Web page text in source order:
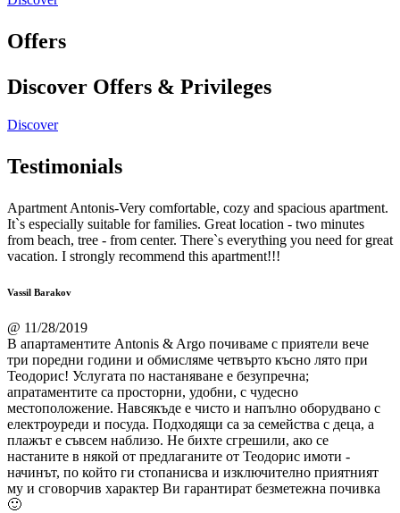
Offers
Discover Offers & Privileges
Discover
Testimonials
Apartment Antonis-Very comfortable, cozy and spacious apartment.
It`s especially suitable for families. Great location - two minutes
from beach, tree - from center. There`s everything you need for great
vacation. I strongly recommend this apartment!!!
Vassil Barakov
@ 11/28/2019
В апартаментите Antonis & Argo почиваме с приятели вече
три поредни години и обмисляме четвърто късно лято при
Теодорис! Услугата по настаняване е безупречна;
апратаментите са просторни, удобни, с чудесно
местоположение. Навсякъде е чисто и напълно оборудвано с
електроуреди и посуда. Подходящи са за семейства с деца, а
плажът е съвсем наблизо. Не бихте сгрешили, ако се
настаните в някой от предлаганите от Теодорис имоти -
начинът, по който ги стопанисва и изключително приятният
му и сговорчив характер Ви гарантират безметежна почивка
🙂